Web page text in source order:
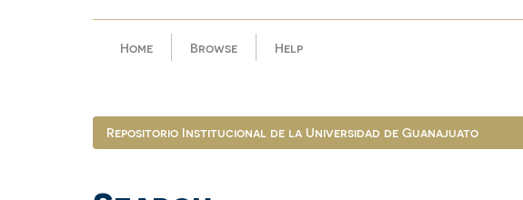
Home Browse Help
Repositorio Institucional de la Universidad de Guanajuato